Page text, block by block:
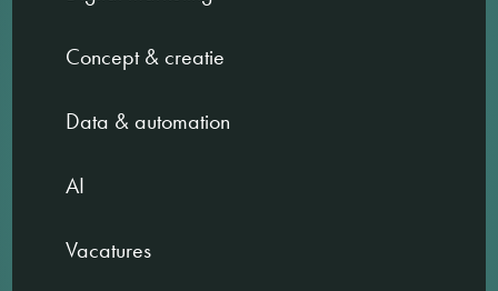
Concept & creatie
Data & automation
AI
Vacatures